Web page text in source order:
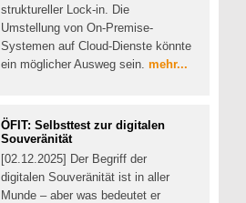
struktureller Lock-in. Die
Umstellung von On-Premise-
Systemen auf Cloud-Dienste könnte
ein möglicher Ausweg sein. mehr...
ÖFIT: Selbsttest zur digitalen
Souveränität
[02.12.2025] Der Begriff der
digitalen Souveränität ist in aller
Munde – aber was bedeutet er